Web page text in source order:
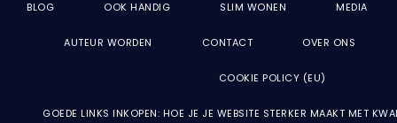
BLOG OOK HANDIG SLIM WONEN MEDIA
AUTEUR WORDEN CONTACT OVER ONS
COOKIE POLICY (EU)
GOEDE LINKS INKOPEN: HOE JE JE WEBSITE STERKER MAAKT MET